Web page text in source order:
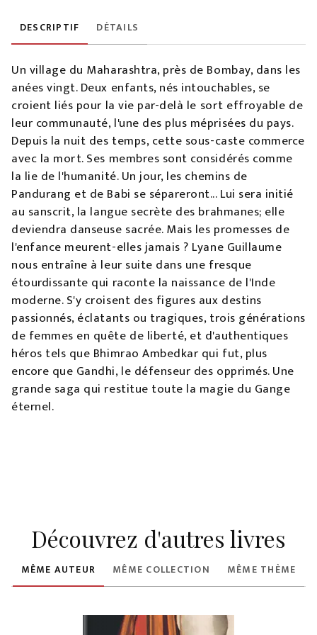
DESCRIPTIF DÉTAILS
Un village du Maharashtra, près de Bombay, dans les
anées vingt. Deux enfants, nés intouchables, se
croient liés pour la vie par-delà le sort effroyable de
leur communauté, l'une des plus méprisées du pays.
Depuis la nuit des temps, cette sous-caste commerce
avec la mort. Ses membres sont considérés comme
la lie de l'humanité. Un jour, les chemins de
Pandurang et de Babi se sépareront... Lui sera initié
au sanscrit, la langue secrète des brahmanes; elle
deviendra danseuse sacrée. Mais les promesses de
l'enfance meurent-elles jamais ? Lyane Guillaume
nous entraîne à leur suite dans une fresque
étourdissante qui raconte la naissance de l'Inde
moderne. S'y croisent des figures aux destins
passionnés, éclatants ou tragiques, trois générations
de femmes en quête de liberté, et d'authentiques
héros tels que Bhimrao Ambedkar qui fut, plus
encore que Gandhi, le défenseur des opprimés. Une
grande saga qui restitue toute la magie du Gange
éternel.
Découvrez d'autres livres
MÊME AUTEUR MÊME COLLECTION MÊME THÈME